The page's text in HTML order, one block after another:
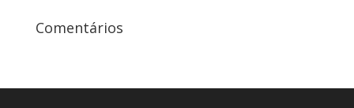
Comentários